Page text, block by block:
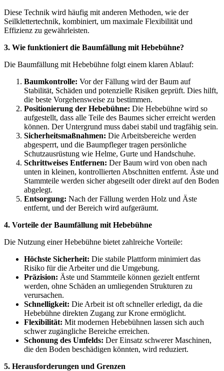
Diese Technik wird häufig mit anderen Methoden, wie der
Seilklettertechnik, kombiniert, um maximale Flexibilität und
Effizienz zu gewährleisten.
3. Wie funktioniert die Baumfällung mit Hebebühne?
Die Baumfällung mit Hebebühne folgt einem klaren Ablauf:
Baumkontrolle: Vor der Fällung wird der Baum auf
Stabilität, Schäden und potenzielle Risiken geprüft. Dies hilft,
die beste Vorgehensweise zu bestimmen.
Positionierung der Hebebühne: Die Hebebühne wird so
aufgestellt, dass alle Teile des Baumes sicher erreicht werden
können. Der Untergrund muss dabei stabil und tragfähig sein.
Sicherheitsmaßnahmen: Die Arbeitsbereiche werden
abgesperrt, und die Baumpfleger tragen persönliche
Schutzausrüstung wie Helme, Gurte und Handschuhe.
Schrittweises Entfernen: Der Baum wird von oben nach
unten in kleinen, kontrollierten Abschnitten entfernt. Äste und
Stammteile werden sicher abgeseilt oder direkt auf den Boden
abgelegt.
Entsorgung: Nach der Fällung werden Holz und Äste
entfernt, und der Bereich wird aufgeräumt.
4. Vorteile der Baumfällung mit Hebebühne
Die Nutzung einer Hebebühne bietet zahlreiche Vorteile:
Höchste Sicherheit: Die stabile Plattform minimiert das
Risiko für die Arbeiter und die Umgebung.
Präzision: Äste und Stammteile können gezielt entfernt
werden, ohne Schäden an umliegenden Strukturen zu
verursachen.
Schnelligkeit: Die Arbeit ist oft schneller erledigt, da die
Hebebühne direkten Zugang zur Krone ermöglicht.
Flexibilität: Mit modernen Hebebühnen lassen sich auch
schwer zugängliche Bereiche erreichen.
Schonung des Umfelds: Der Einsatz schwerer Maschinen,
die den Boden beschädigen könnten, wird reduziert.
5. Herausforderungen und Grenzen